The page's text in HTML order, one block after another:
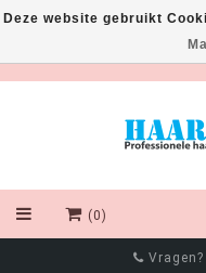
(0)
Deze website gebruikt